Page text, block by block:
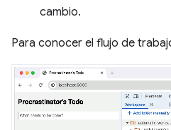
cambio.
Para conocer el flujo de